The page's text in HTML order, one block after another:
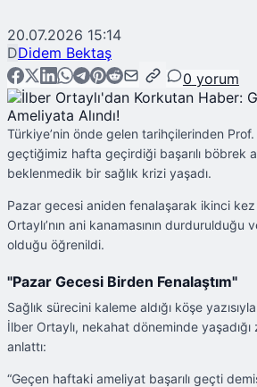
20.07.2026 15:14
DDidem Bektaş
0 yorum
Türkiye’nin önde gelen tarihçilerinden Prof.
geçtiğimiz hafta geçirdiği başarılı böbrek
beklenmedik bir sağlık krizi yaşadı.
Pazar gecesi aniden fenalaşarak ikinci kez
Ortaylı’nın ani kanamasının
olduğu öğrenildi.
"Pazar Gecesi Birden Fenalaştım"
Sağlık sürecini kaleme aldığı köşe
İlber Ortaylı, nekahat döneminde yaşadığı
anlattı:
“Geçen haftaki ameliyat başarılı geçti